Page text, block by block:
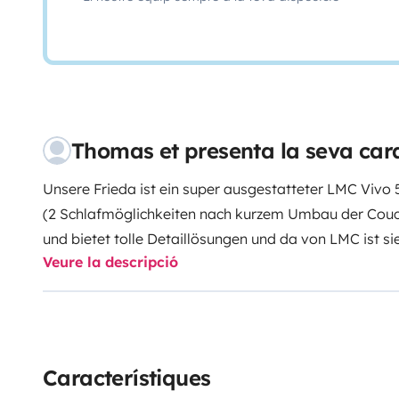
Thomas et presenta la seva
Unsere Frieda ist ein super ausgestatteter LMC Vivo
(2 Schlafmöglichkeiten nach kurzem Umbau der
und bietet tolle Detaillösungen und da von LMC ist
Geschirr, Töpfe und eine Grundausstattung an
großer Kühlschrank. Hängeschränke rundumlaufend
auch Big foots und einen Mover zum Rangieren. Ein
Veure la descripció
Característiques